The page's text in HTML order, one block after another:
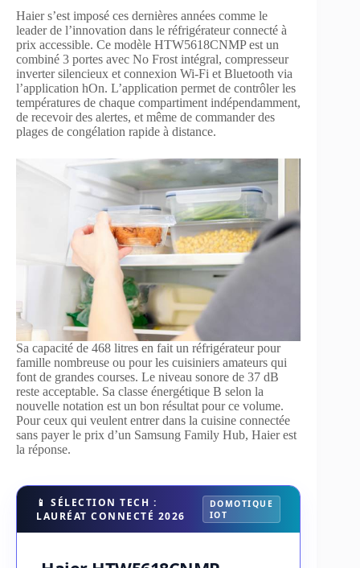
Haier s’est imposé ces dernières années comme le
leader de l’innovation dans le réfrigérateur connecté à
prix accessible. Ce modèle HTW5618CNMP est un
combiné 3 portes avec No Frost intégral, compresseur
inverter silencieux et connexion Wi-Fi et Bluetooth via
l’application hOn. L’application permet de contrôler les
températures de chaque compartiment indépendamment,
de recevoir des alertes, et même de commander des
plages de congélation rapide à distance.
Sa capacité de 468 litres en fait un réfrigérateur pour
famille nombreuse ou pour les cuisiniers amateurs qui
font de grandes courses. Le niveau sonore de 37 dB
reste acceptable. Sa classe énergétique B selon la
nouvelle notation est un bon résultat pour ce volume.
Pour ceux qui veulent entrer dans la cuisine connectée
sans payer le prix d’un Samsung Family Hub, Haier est
la réponse.
📱 SÉLECTION TECH :
LAURÉAT CONNECTÉ 2026
DOMOTIQUE
IOT